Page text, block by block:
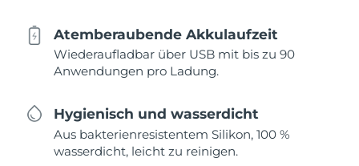
Atemberaubende Akkulaufzeit
Wiederaufladbar über USB mit bis zu 90
Anwendungen pro Ladung.
Hygienisch und wasserdicht
Aus bakterienresistentem Silikon, 100 %
wasserdicht, leicht zu reinigen.